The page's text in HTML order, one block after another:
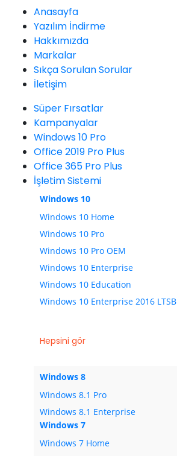
Anasayfa
Yazılım İndirme
Hakkımızda
Markalar
Sıkça Sorulan Sorular
İletişim
Süper Fırsatlar
Kampanyalar
Windows 10 Pro
Office 2019 Pro Plus
Office 365 Pro Plus
İşletim Sistemi
Windows 10
Windows 10 Home
Windows 10 Pro
Windows 10 Pro OEM
Windows 10 Enterprise
Windows 10 Education
Windows 10 Enterprise 2016 LTSB
Hepsini gör
Windows 8
Windows 8.1 Pro
Windows 8.1 Enterprise
Windows 7
Windows 7 Home